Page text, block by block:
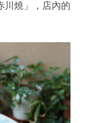
川燒」，店內的